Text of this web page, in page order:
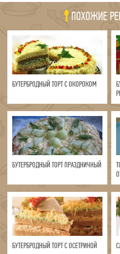
ПОХОЖИЕ
БУТЕРБРОДНЫЙ ТОРТ С ОКОРОКОМ
БУТЕРБРОДНЫЙ ТОРТ ПРАЗДНИЧНЫЙ
БУТЕРБРОДНЫЙ ТОРТ С ОСЕТРИНОЙ